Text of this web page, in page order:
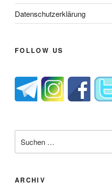
Datenschutzerklärung
FOLLOW US
nach:
ARCHIV